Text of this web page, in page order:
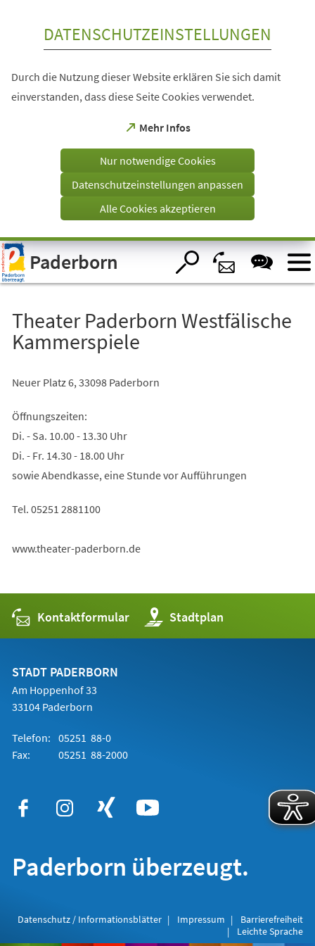
Visuelle
Assistenzsoftware
öffnen.
DATENSCHUTZEINSTELLUNGEN
Durch die Nutzung dieser Website erklären Sie sich damit
einverstanden, dass diese Seite Cookies verwendet.
Mehr Infos
(Öffnet
einem
Tab)
Nur notwendige Cookies
Datenschutzeinstellungen anpassen
Alle Cookies akzeptieren
Paderborn
Theater Paderborn Westfälische
Kammerspiele
Neuer Platz 6, 33098 Paderborn
Öffnungszeiten:
Di. - Sa. 10.00 - 13.30 Uhr
Di. - Fr. 14.30 - 18.00 Uhr
sowie Abendkasse, eine Stunde vor Aufführungen
Tel. 05251 2881100
www.theater-paderborn.de
Kontaktformular Stadtplan
(Öffnet
in
einem
STADT PADERBORN
Am Hoppenhof 33
33104 Paderborn
Telefon: 05251 88-0
Fax:
05251 88-2000
Paderborn überzeugt.
Datenschutz / Informationsblätter Impressum
Barrierefreiheit
Leichte Sprache